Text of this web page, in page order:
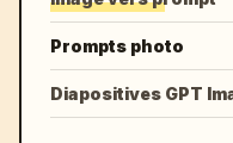
Prompts photo
Diapositives GPT